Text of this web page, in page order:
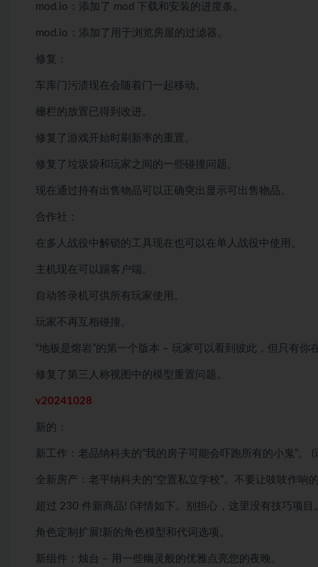
mod.io：添加了 mod 下载和安装的进度条。
mod.io：添加了用于浏览房屋的过滤器。
修复：
车库门污渍现在会随着门一起移动。
栅栏的放置已得到改进。
修复了游戏开始时刷新率的重置。
修复了垃圾袋和玩家之间的一些碰撞问题。
现在通过持有出售物品可以正确突出显示可出售物品。
合作社：
在多人战役中解锁的工具现在也可以在单人战役中使用。
主机现在可以踢客户端。
自动答录机可供所有玩家使用。
玩家不再互相碰撞。
“地板是熔岩”的第一个版本 – 玩家可以看到彼此，但只有你
修复了第三人称视图中的模型重置问题。
v20241028
新的：
新工作：老品纳科夫的“我的房子可能会吓跑所有的小鬼”。
全新房产：老平纳科夫的“空置私立学校”。不要让吱吱作响
超过 230 件新商品! (详情如下。别担心，这里没有技巧项目
角色定制扩展!新的角色模型和代词选项。
新组件：烛台 – 用一些幽灵般的优雅点亮您的夜晚。